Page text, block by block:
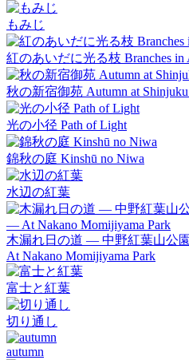
もみじ
紅のあいだに光る枝 Branches in
秋の新宿御苑 Autumn at
光の小径 Path of Light
錦秋の庭 Kinshū no Niwa
水辺の紅葉
木漏れ日の道 — 中野紅葉山公
At Nakano Momijiyama Park
富士と紅葉
切り通し
autumn